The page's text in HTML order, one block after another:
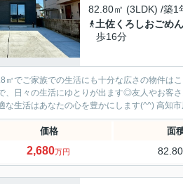
82.80㎡ (3LDK) /築1
土佐くろしおごめ
歩16分
㎡でご家族での生活にも十分な広さの物件
、日々の生活にゆとりが出ます◎友人やお客
ましょう◎
価格 面
2,680万円